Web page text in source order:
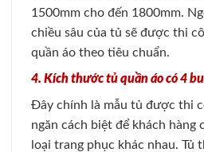
1500mm cho đến 1800mm.
chiều sâu của tủ sẽ được thi
quần áo theo tiêu chuẩn.
4. Kích thước tủ quần áo có 4
Đây chính là mẫu tủ được thi
ngăn cách biệt để khách hàng
loại trang phục khác nhau. Tủ